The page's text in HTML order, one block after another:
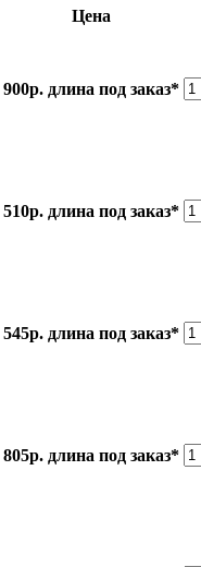
Цена
900р. длина под заказ*
510р. длина под заказ*
545р. длина под заказ*
805р. длина под заказ*